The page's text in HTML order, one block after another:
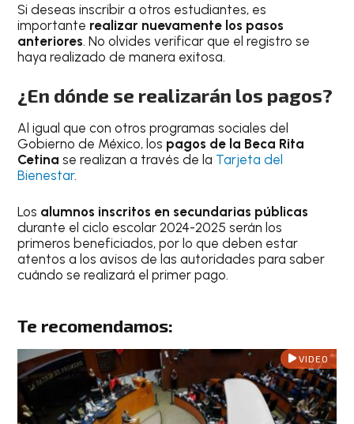
Si deseas inscribir a otros estudiantes, es
importante realizar nuevamente los pasos
anteriores. No olvides verificar que el registro se
haya realizado de manera exitosa.
¿En dónde se realizarán los pagos?
Al igual que con otros programas sociales del
Gobierno de México, los pagos de la Beca Rita
Cetina se realizan a través de la Tarjeta del
Bienestar.
Los alumnos inscritos en secundarias públicas
durante el ciclo escolar 2024-2025 serán los
primeros beneficiados, por lo que deben estar
atentos a los avisos de las autoridades para saber
cuándo se realizará el primer pago.
Te recomendamos:
VIDEO